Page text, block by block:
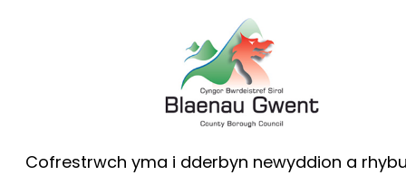
English
Cofrestrwch yma i dderbyn newyddion a